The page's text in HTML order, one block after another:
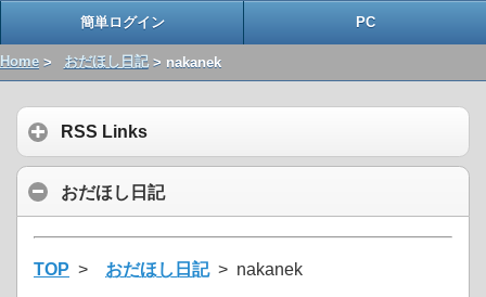
簡単ログイン PC
Home > おだほし日記> nakanek
RSS Links
おだほし日記
TOP > おだほし日記> nakanek